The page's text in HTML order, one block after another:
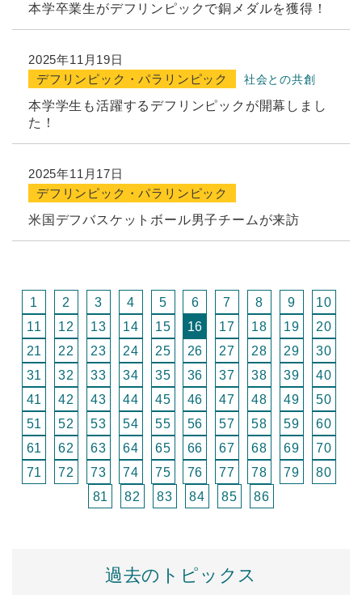
本学卒業生がデフリンピックで銅メダルを獲得！
2025年11月19日
デフリンピック・パラリンピック
社会との共創
本学学生も活躍するデフリンピックが開幕しまし
た！
2025年11月17日
デフリンピック・パラリンピック
米国デフバスケットボール男子チームが来訪
1 2 3 4 5 6 7 8 9
10
11
12 13 14 15 16 17 18 19
20
21
22 23 24 25 26 27 28 29
30
31
32 33 34 35 36 37 38 39
40
41
42 43 44 45 46 47 48 49
50
51
52 53 54 55 56 57 58 59
60
61
62 63 64 65 66 67 68 69
70
71
72 73 74 75 76 77 78 79
80
81
82 83 84 85 86
過去のトピックス